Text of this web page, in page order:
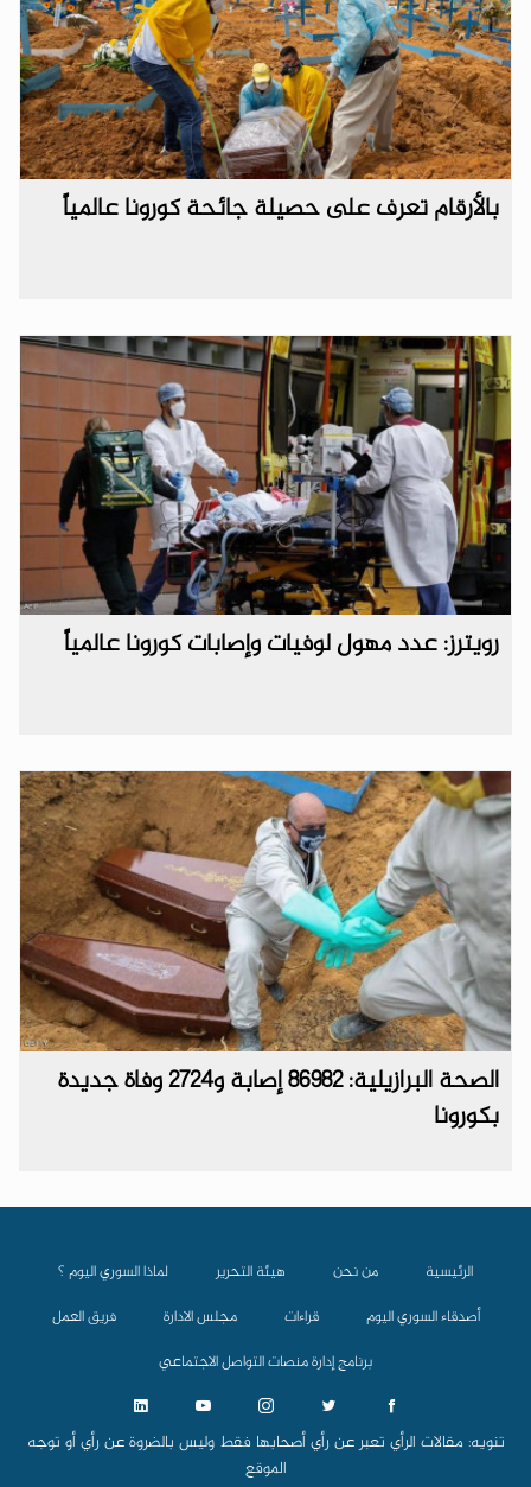
بالأرقام تعرف على حصيلة جائحة كورونا عالمياً
رويترز: عدد مهول لوفيات وإصابات كورونا عالمياً
الصحة البرازيلية: 86982 إصابة و2724 وفاة جديدة
بكورونا
الرئيسية من نحن هيئة التحرير
لماذا السوري اليوم ؟
أصدقاء السوري اليوم
قراءات مجلس الادارة
فريق العمل
برنامج إدارة منصات التواصل الاجتماعي
تنويه: مقالات الرأي تعبر عن رأي أصحابها فقط وليس بالضروة عن رأي أو توجه
الموقع